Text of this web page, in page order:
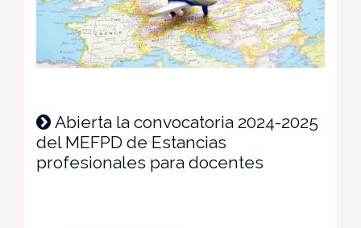
Abierta la convocatoria 2024-2025
del MEFPD de Estancias
profesionales para docentes